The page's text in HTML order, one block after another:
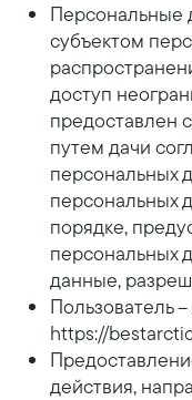
Персональные
субъектом
доступ
предоставлен
путем дачи
персональных
персональных
порядке,
персональных
данные,
Пользователь
https://
действия,